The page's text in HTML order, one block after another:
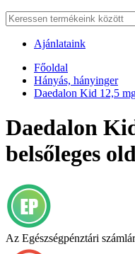
Ajánlataink
Főoldal
Hányás, hányinger
Daedalon Kid 12,5
Daedalon
belsőleges
Az Egészségpénztári